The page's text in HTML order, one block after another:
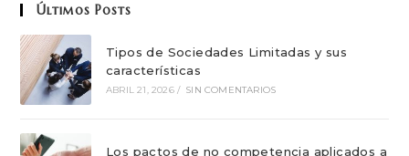
Últimos Posts
Tipos de Sociedades Limitadas y sus
características
ABRIL 21, 2026 / SIN COMENTARIOS
Los pactos de no competencia aplicados a